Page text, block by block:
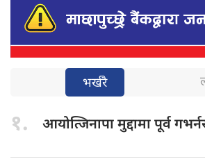
भर्खरै
१. आयोत्जिनापा मुद्दामापूर्व